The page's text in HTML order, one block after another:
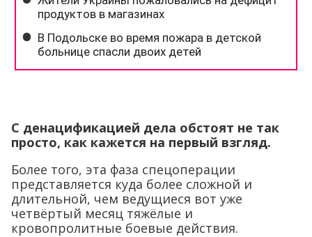
С денацификацией дела обстоят не так
просто, как кажется на первый взгляд.
Более того, эта фаза спецоперации
представляется куда более сложной и
длительной, чем ведущиеся вот уже
четвёртый месяц тяжёлые и
кровопролитные боевые действия.